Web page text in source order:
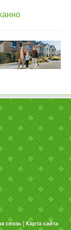
связь Карта сайта